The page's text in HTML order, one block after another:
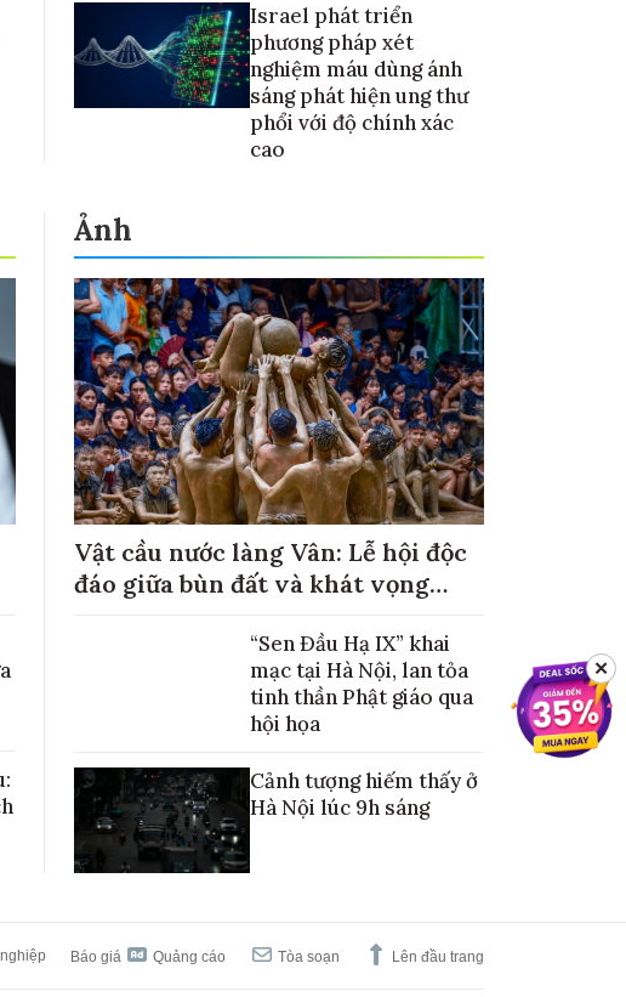
Israel phát triển
phương pháp xét
nghiệm máu dùng ánh
sáng phát hiện ung thư
phổi với độ chính xác
cao
Ảnh
Vật cầu nước làng Vân: Lễ hội độc
đáo giữa bùn đất và khát vọng
“Sen Đầu Hạ IX” khai
mạc tại Hà Nội, lan tỏa
tinh thần Phật giáo qua
hội họa
Cảnh tượng hiếm thấy ở
Hà Nội lúc 9h sáng
Báo giá Quảng cáo Tòa soạn Lên đầu trang
✕